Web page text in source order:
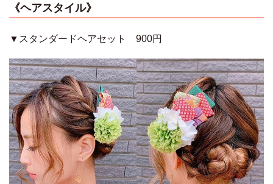
《ヘアスタイル》
▼スタンダードヘアセット 900円